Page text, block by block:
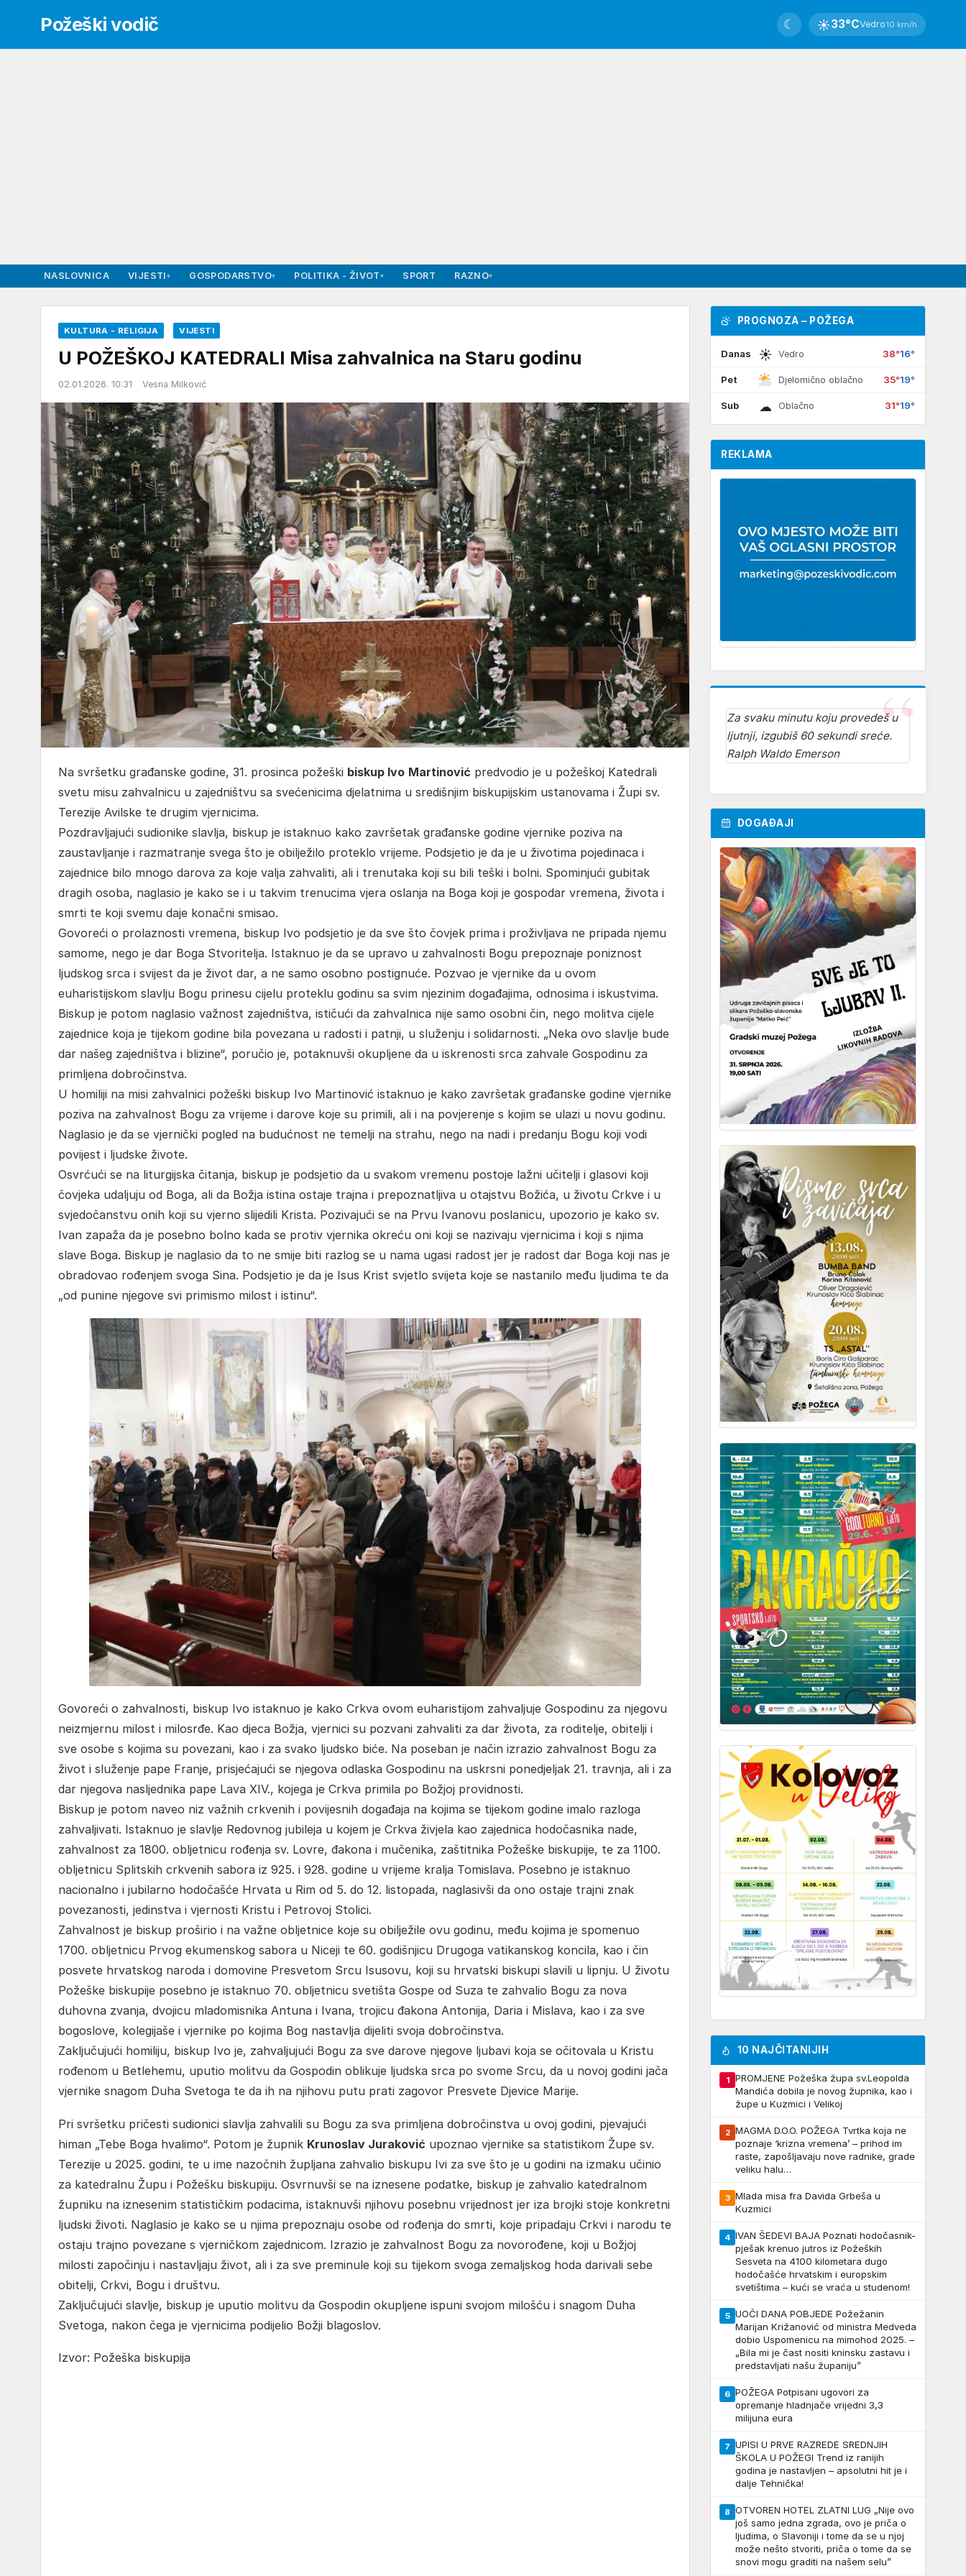
Požeški vodič ☀33°CVedro10 km/h
☾
NASLOVNICA VIJESTI▾ GOSPODARSTVO▾ POLITIKA - ŽIVOT▾ SPORT RAZNO▾
KULTURA - RELIGIJA VIJESTI
U POŽEŠKOJ KATEDRALI Misa zahvalnica na Staru godinu
02.01.2026. 10:31 Vesna Milković
Na svršetku građanske godine, 31. prosinca požeški biskup Ivo Martinović predvodio je u požeškoj Katedrali
svetu misu zahvalnicu u zajedništvu sa svećenicima djelatnima u središnjim biskupijskim ustanovama i Župi sv.
Terezije Avilske te drugim vjernicima.
Pozdravljajući sudionike slavlja, biskup je istaknuo kako završetak građanske godine vjernike poziva na
zaustavljanje i razmatranje svega što je obilježilo proteklo vrijeme. Podsjetio je da je u životima pojedinaca i
zajednice bilo mnogo darova za koje valja zahvaliti, ali i trenutaka koji su bili teški i bolni. Spominjući gubitak
dragih osoba, naglasio je kako se i u takvim trenucima vjera oslanja na Boga koji je gospodar vremena, života i
smrti te koji svemu daje konačni smisao.
Govoreći o prolaznosti vremena, biskup Ivo podsjetio je da sve što čovjek prima i proživljava ne pripada njemu
samome, nego je dar Boga Stvoritelja. Istaknuo je da se upravo u zahvalnosti Bogu prepoznaje poniznost
ljudskog srca i svijest da je život dar, a ne samo osobno postignuće. Pozvao je vjernike da u ovom
euharistijskom slavlju Bogu prinesu cijelu proteklu godinu sa svim njezinim događajima, odnosima i iskustvima.
Biskup je potom naglasio važnost zajedništva, ističući da zahvalnica nije samo osobni čin, nego molitva cijele
zajednice koja je tijekom godine bila povezana u radosti i patnji, u služenju i solidarnosti. „Neka ovo slavlje bude
dar našeg zajedništva i blizine“, poručio je, potaknuvši okupljene da u iskrenosti srca zahvale Gospodinu za
primljena dobročinstva.
U homiliji na misi zahvalnici požeški biskup Ivo Martinović istaknuo je kako završetak građanske godine vjernike
poziva na zahvalnost Bogu za vrijeme i darove koje su primili, ali i na povjerenje s kojim se ulazi u novu godinu.
Naglasio je da se vjernički pogled na budućnost ne temelji na strahu, nego na nadi i predanju Bogu koji vodi
povijest i ljudske živote.
Osvrćući se na liturgijska čitanja, biskup je podsjetio da u svakom vremenu postoje lažni učitelji i glasovi koji
čovjeka udaljuju od Boga, ali da Božja istina ostaje trajna i prepoznatljiva u otajstvu Božića, u životu Crkve i u
svjedočanstvu onih koji su vjerno slijedili Krista. Pozivajući se na Prvu Ivanovu poslanicu, upozorio je kako sv.
Ivan zapaža da je posebno bolno kada se protiv vjernika okreću oni koji se nazivaju vjernicima i koji s njima
slave Boga. Biskup je naglasio da to ne smije biti razlog se u nama ugasi radost jer je radost dar Boga koji nas je
obradovao rođenjem svoga Sina. Podsjetio je da je Isus Krist svjetlo svijeta koje se nastanilo među ljudima te da
„od punine njegove svi primismo milost i istinu“.
Govoreći o zahvalnosti, biskup Ivo istaknuo je kako Crkva ovom euharistijom zahvaljuje Gospodinu za njegovu
neizmjernu milost i milosrđe. Kao djeca Božja, vjernici su pozvani zahvaliti za dar života, za roditelje, obitelji i
sve osobe s kojima su povezani, kao i za svako ljudsko biće. Na poseban je način izrazio zahvalnost Bogu za
život i služenje pape Franje, prisjećajući se njegova odlaska Gospodinu na uskrsni ponedjeljak 21. travnja, ali i za
dar njegova nasljednika pape Lava XIV., kojega je Crkva primila po Božjoj providnosti.
Biskup je potom naveo niz važnih crkvenih i povijesnih događaja na kojima se tijekom godine imalo razloga
zahvaljivati. Istaknuo je slavlje Redovnog jubileja u kojem je Crkva živjela kao zajednica hodočasnika nade,
zahvalnost za 1800. obljetnicu rođenja sv. Lovre, đakona i mučenika, zaštitnika Požeške biskupije, te za 1100.
obljetnicu Splitskih crkvenih sabora iz 925. i 928. godine u vrijeme kralja Tomislava. Posebno je istaknuo
nacionalno i jubilarno hodočašće Hrvata u Rim od 5. do 12. listopada, naglasivši da ono ostaje trajni znak
povezanosti, jedinstva i vjernosti Kristu i Petrovoj Stolici.
Zahvalnost je biskup proširio i na važne obljetnice koje su obilježile ovu godinu, među kojima je spomenuo
1700. obljetnicu Prvog ekumenskog sabora u Niceji te 60. godišnjicu Drugoga vatikanskog koncila, kao i čin
posvete hrvatskog naroda i domovine Presvetom Srcu Isusovu, koji su hrvatski biskupi slavili u lipnju. U životu
Požeške biskupije posebno je istaknuo 70. obljetnicu svetišta Gospe od Suza te zahvalio Bogu za nova
duhovna zvanja, dvojicu mladomisnika Antuna i Ivana, trojicu đakona Antonija, Daria i Mislava, kao i za sve
bogoslove, kolegijaše i vjernike po kojima Bog nastavlja dijeliti svoja dobročinstva.
Zaključujući homiliju, biskup Ivo je, zahvaljujući Bogu za sve darove njegove ljubavi koja se očitovala u Kristu
rođenom u Betlehemu, uputio molitvu da Gospodin oblikuje ljudska srca po svome Srcu, da u novoj godini jača
vjernike snagom Duha Svetoga te da ih na njihovu putu prati zagovor Presvete Djevice Marije.
Pri svršetku pričesti sudionici slavlja zahvalili su Bogu za sva primljena dobročinstva u ovoj godini, pjevajući
himan „Tebe Boga hvalimo“. Potom je župnik Krunoslav Juraković upoznao vjernike sa statistikom Župe sv.
Terezije u 2025. godini, te u ime nazočnih župljana zahvalio biskupu Ivi za sve što je u godini na izmaku učinio
za katedralnu Župu i Požešku biskupiju. Osvrnuvši se na iznesene podatke, biskup je zahvalio katedralnom
župniku na iznesenim statističkim podacima, istaknuvši njihovu posebnu vrijednost jer iza brojki stoje konkretni
ljudski životi. Naglasio je kako se u njima prepoznaju osobe od rođenja do smrti, koje pripadaju Crkvi i narodu te
ostaju trajno povezane s vjerničkom zajednicom. Izrazio je zahvalnost Bogu za novorođene, koji u Božjoj
milosti započinju i nastavljaju život, ali i za sve preminule koji su tijekom svoga zemaljskog hoda darivali sebe
obitelji, Crkvi, Bogu i društvu.
Zaključujući slavlje, biskup je uputio molitvu da Gospodin okupljene ispuni svojom milošću i snagom Duha
Svetoga, nakon čega je vjernicima podijelio Božji blagoslov.
Izvor: Požeška biskupija
PROGNOZA – POŽEGA
Danas ☀ Vedro 38°16°
Pet Djelomično oblačno 35°19°
Sub ☁ Oblačno 31°19°
REKLAMA
Za svaku minutu koju provedeš u
ljutnji, izgubiš 60 sekundi sreće.
Ralph Waldo Emerson
DOGAĐAJI
10 NAJČITANIJIH
1
PROMJENE Požeška župa sv.Leopolda
Mandića dobila je novog župnika, kao i
župe u Kuzmici i Velikoj
2 MAGMA D.O.O. POŽEGA Tvrtka koja ne
poznaje ‘krizna vremena’ – prihod im
raste, zapošljavaju nove radnike, grade
veliku halu…
3 Mlada misa fra Davida Grbeša u
Kuzmici
4 IVAN ŠEDEVI BAJA Poznati hodočasnik-
pješak krenuo jutros iz Požeških
Sesveta na 4100 kilometara dugo
hodočašće hrvatskim i europskim
svetištima – kući se vraća u studenom!
5 UOČI DANA POBJEDE Požežanin
Marijan Križanović od ministra Medveda
dobio Uspomenicu na mimohod 2025. –
„Bila mi je čast nositi kninsku zastavu i
predstavljati našu županiju”
6 POŽEGA Potpisani ugovori za
opremanje hladnjače vrijedni 3,3
milijuna eura
7 UPISI U PRVE RAZREDE SREDNJIH
ŠKOLA U POŽEGI Trend iz ranijih
godina je nastavljen – apsolutni hit je i
dalje Tehnička!
8 OTVOREN HOTEL ZLATNI LUG „Nije ovo
još samo jedna zgrada, ovo je priča o
ljudima, o Slavoniji i tome da se u njoj
može nešto stvoriti, priča o tome da se
snovi mogu graditi na našem selu”